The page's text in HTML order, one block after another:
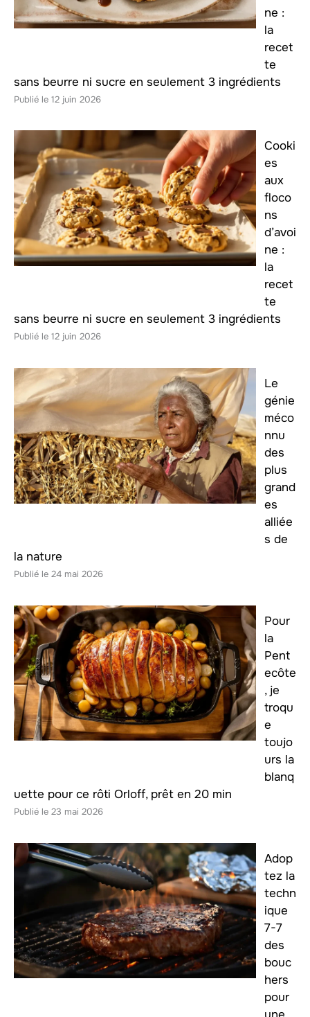
ne :
la
recet
te
sans beurre ni sucre en seulement 3 ingrédients
12 juin 2026
Cooki
es
aux
floco
ns
d’avoi
ne :
la
recet
te
sans beurre ni sucre en seulement 3 ingrédients
12 juin 2026
Le
génie
méco
nnu
des
plus
grand
es
alliée
s de
la nature
24 mai 2026
Pour
la
Pent
ecôte
, je
troqu
e
toujo
urs la
blanq
uette pour ce rôti Orloff, prêt en 20 min
23 mai 2026
Adop
tez la
techn
ique
7-7
des
bouc
hers
pour